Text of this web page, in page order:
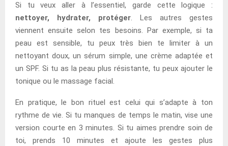
Si tu veux aller à l’essentiel, garde cette logique :
nettoyer, hydrater, protéger. Les autres gestes
viennent ensuite selon tes besoins. Par exemple, si ta
peau est sensible, tu peux très bien te limiter à un
nettoyant doux, un sérum simple, une crème adaptée et
un SPF. Si tu as la peau plus résistante, tu peux ajouter le
tonique ou le massage facial.
En pratique, le bon rituel est celui qui s’adapte à ton
rythme de vie. Si tu manques de temps le matin, vise une
version courte en 3 minutes. Si tu aimes prendre soin de
toi, prends 10 minutes et ajoute les gestes plus